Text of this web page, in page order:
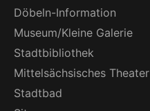
Döbeln-Information
Museum/Kleine Galerie
Stadtbibliothek
Mittelsächsisches Theater
Stadtbad